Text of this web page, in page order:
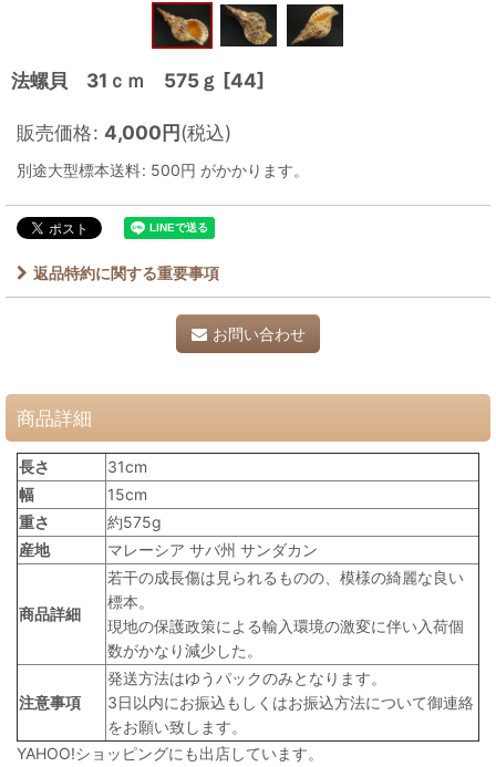
法螺貝 31ｃｍ 575ｇ [44]
販売価格: 4,000円(税込)
別途大型標本送料: 500円 がかかります。
返品特約に関する重要事項
お問い合わせ
商品詳細
長さ
31cm
幅
15cm
重さ
約575g
産地
マレーシア サバ州 サンダカン
商品詳細
若干の成長傷は見られるものの、模様の綺麗な良い
標本。
現地の保護政策による輸入環境の激変に伴い入荷個
数がかなり減少した。
注意事項
発送方法はゆうパックのみとなります。
3日以内にお振込もしくはお振込方法について御連絡
をお願い致します。
YAHOO!ショッピングにも出店しています。